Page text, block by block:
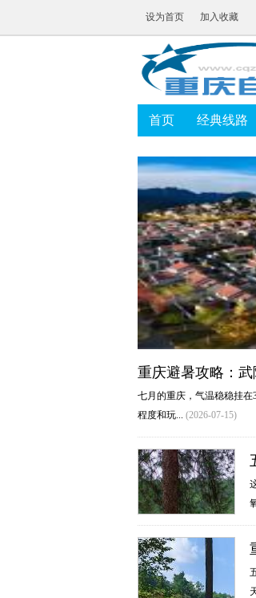
设为首页 加入收藏
首页 经典线路
重庆避暑攻略：
七月的重庆，气温稳稳挂
程度和玩... (2026-07-15)